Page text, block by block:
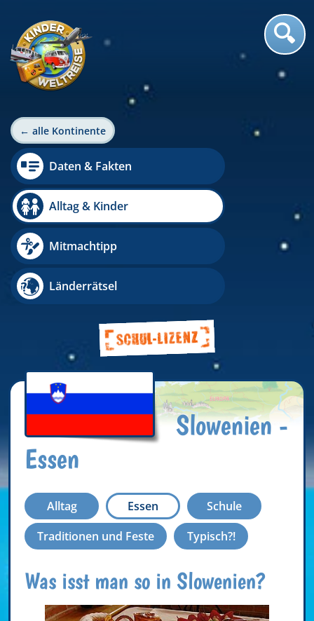
← alle Kontinente
Daten & Fakten
Alltag & Kinder
Mitmachtipp
Länderrätsel
Slowenien -
Essen
Alltag Essen
Schule
Traditionen und Feste
Typisch?!
Was isst man so in Slowenien?